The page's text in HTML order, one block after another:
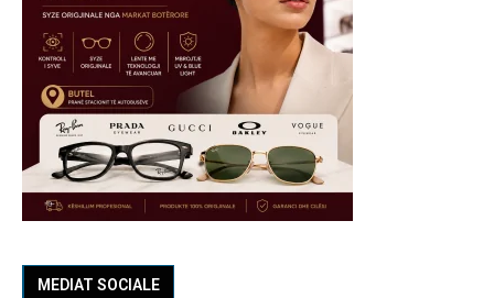
MEDIAT SOCIALE